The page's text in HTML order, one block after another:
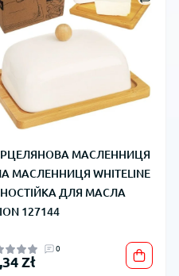
МАСЛЕННИЦЯ
МАСЛЕННИЦЯ WHITELINE
ДЛЯ МАСЛА
127144
0
Zł